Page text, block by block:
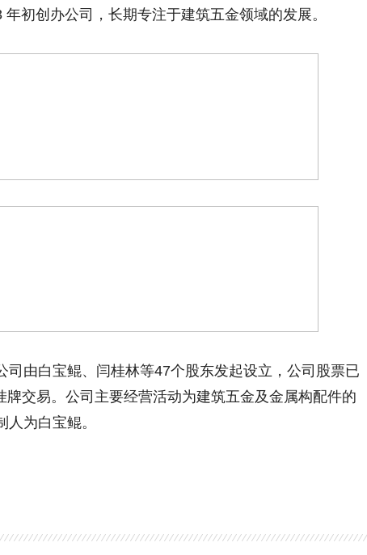
初创办公司，长期专注于建筑五金领域的发展。
司由白宝鲲、闫桂林等47个股东发起设立，公司股票已
交易。公司主要经营活动为建筑五金及金属构配件的
为白宝鲲。